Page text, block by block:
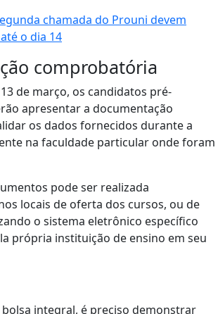
chamada do Prouni devem
o dia 14
comprobatória
de março, os candidatos pré-
apresentar a documentação
os dados fornecidos durante a
na faculdade particular onde foram
pode ser realizada
locais de oferta dos cursos, ou de
o sistema eletrônico específico
própria instituição de ensino em seu
bolsa integral, é preciso demonstrar